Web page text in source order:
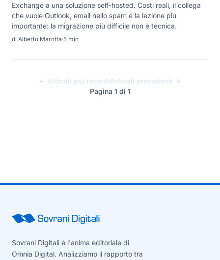
Exchange a una soluzione self-hosted. Costi reali, il collega
che vuole Outlook, email nello spam e la lezione più
importante: la migrazione più difficile non è tecnica.
di Alberto Marotta·5 min
← Articoli più recenti
Pagina 1 di 1
Articoli precedenti →
Sovrani Digitali è l'anima editoriale di
Omnia Digital. Analizziamo il rapporto tra